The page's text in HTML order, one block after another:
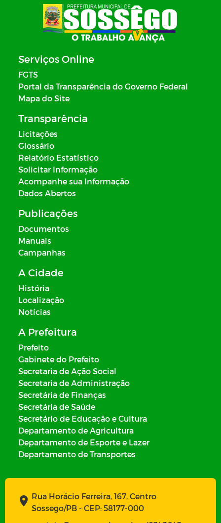
Serviços Online
FGTS
Portal da Transparência do Governo Federal
Mapa do Site
Transparência
Licitações
Glossário
Relatório Estatístico
Solicitar Informação
Acompanhe sua Informação
Dados Abertos
Publicações
Documentos
Manuais
Campanhas
A Cidade
História
Localização
Notícias
A Prefeitura
Prefeito
Gabinete do Prefeito
Secretaria de Ação Social
Secretaria de Administração
Secretária de Finanças
Secretária de Saúde
Secretário de Educação e Cultura
Departamento de Agricultura
Departamento de Esporte e Lazer
Departamento de Transportes
Rua Horácio Ferreira, 167, Centro
Sossego/PB - CEP: 58177-000